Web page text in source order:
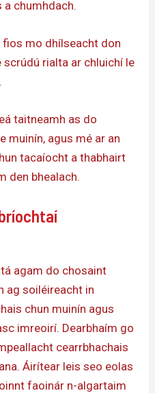
chumhdach.
fios mo dhílseacht don
rialta ar chluichí le
taitneamh as do
muinín, agus mé ar an
tacaíocht a thabhairt
den bhealach.
agam do chosaint
ag soiléireacht in
chun muinín agus
imreoirí. Dearbhaím go
cearrbhachais
Áirítear leis seo eolas
faoinár n-algartaim